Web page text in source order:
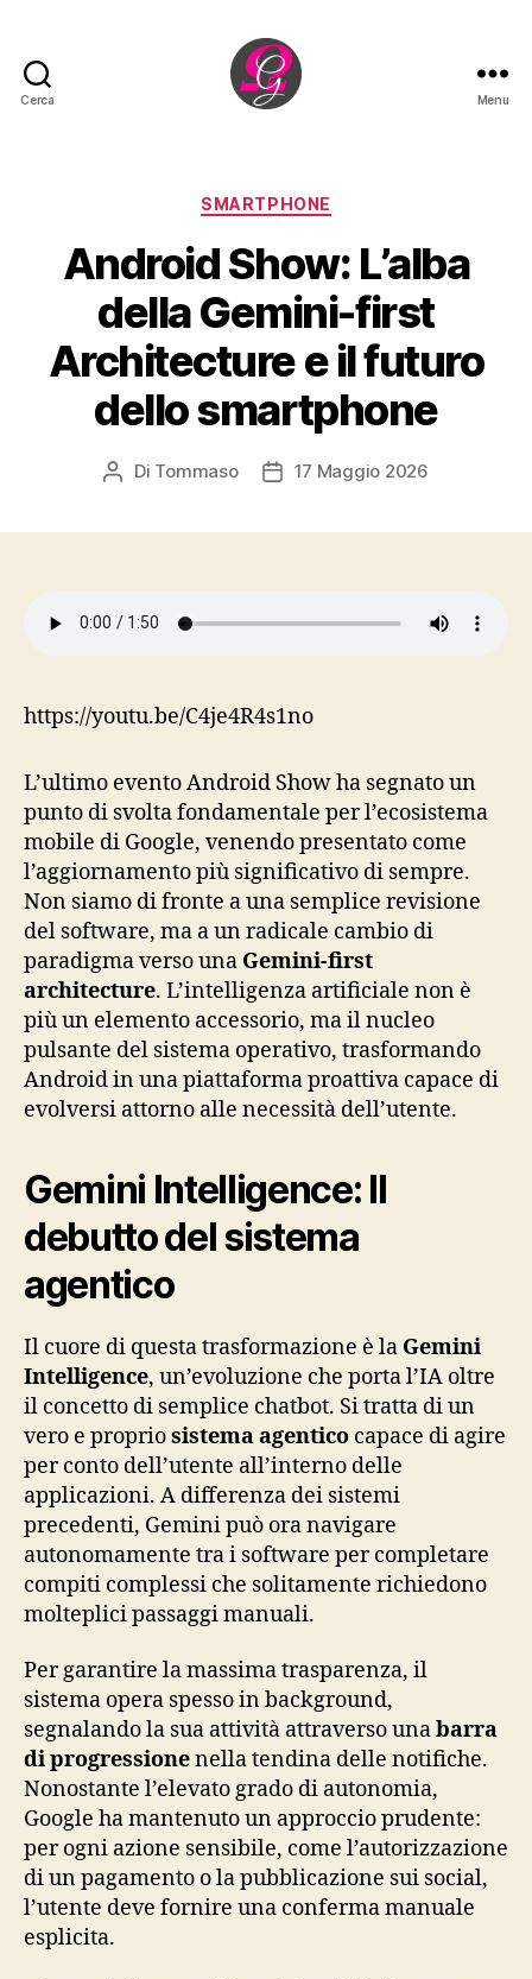
Cerca Menu
Categorie
SMARTPHONE
Android Show: L’alba
della Gemini-first
Architecture e il futuro
dello smartphone
Autore
Di Tommaso
Data17 Maggio 2026
https://youtu.be/C4je4R4s1no
L’ultimo evento Android Show ha segnato un
punto di svolta fondamentale per l’ecosistema
mobile di Google, venendo presentato come
l’aggiornamento più significativo di sempre.
Non siamo di fronte a una semplice revisione
del software, ma a un radicale cambio di
paradigma verso una Gemini-first
architecture. L’intelligenza artificiale non è
più un elemento accessorio, ma il nucleo
pulsante del sistema operativo, trasformando
Android in una piattaforma proattiva capace di
evolversi attorno alle necessità dell’utente.
Gemini Intelligence: Il
debutto del sistema
agentico
Il cuore di questa trasformazione è la Gemini
Intelligence, un’evoluzione che porta l’IA oltre
il concetto di semplice chatbot. Si tratta di un
vero e propriosistema agentico capace di agire
per conto dell’utente all’interno delle
applicazioni. A differenza dei sistemi
precedenti, Gemini può ora navigare
autonomamente tra i software per completare
compiti complessi che solitamente richiedono
molteplici passaggi manuali.
Per garantire la massima trasparenza, il
sistema opera spesso in background,
segnalando la sua attività attraverso unabarra
di progressionenella tendina delle notifiche.
Nonostante l’elevato grado di autonomia,
Google ha mantenuto un approccio prudente:
per ogni azione sensibile, come l’autorizzazione
di un pagamento o la pubblicazione sui social,
l’utente deve fornire una conferma manuale
esplicita.